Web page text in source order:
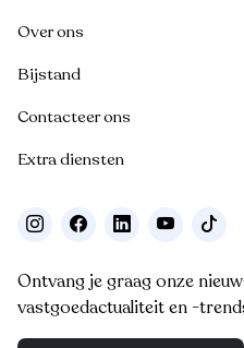
Over ons
Bijstand
Contacteer ons
Extra diensten
Ontvang je graag onze
vastgoedactualiteit en -